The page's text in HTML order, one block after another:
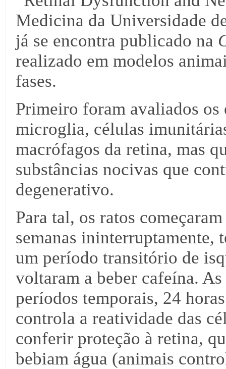
Medicina da Universidade
já se encontra publicado na
realizado em modelos
fases.
Primeiro foram avaliados os
microglia, células
macrófagos da retina, mas
substâncias nocivas que
degenerativo.
Para tal, os ratos
semanas ininterruptamente,
um período transitório de
voltaram a beber cafeína.
períodos temporais, 24
controla a reatividade das
conferir proteção à retina,
bebiam água (animais